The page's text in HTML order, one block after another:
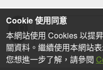
Cookie 使用同意
本網站使用 Cookies 以提
關資料。繼續使用本網站
您想進一步了解，請參閱